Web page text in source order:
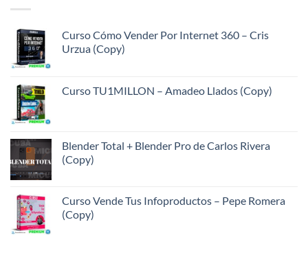
Curso Cómo Vender Por Internet 360 – Cris
Urzua (Copy)
Curso TU1MILLON – Amadeo Llados (Copy)
Blender Total + Blender Pro de Carlos Rivera
(Copy)
Curso Vende Tus Infoproductos – Pepe Romera
(Copy)